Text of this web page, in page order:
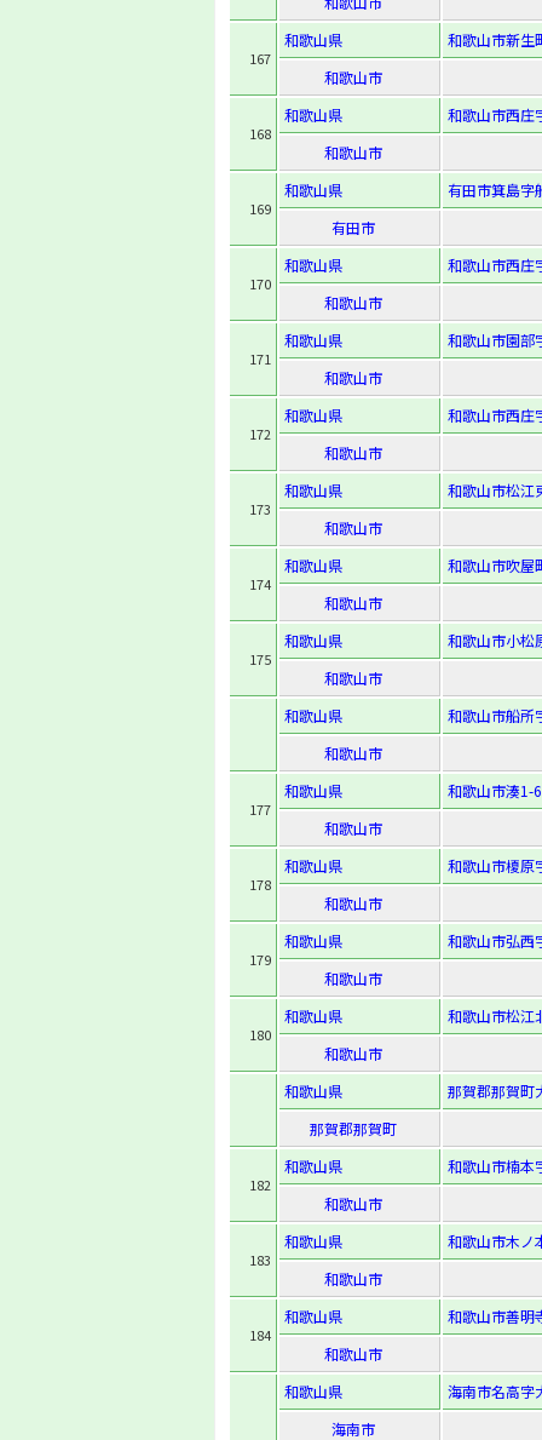
167
和歌山県
和歌山市新生
和歌山市
168
和歌山県
和歌山市西庄
和歌山市
169
和歌山県
有田市箕島字
有田市
170
和歌山県
和歌山市西庄
和歌山市
171
和歌山県
和歌山市園部
和歌山市
172
和歌山県
和歌山市西庄
和歌山市
173
和歌山県
和歌山市松江
和歌山市
174
和歌山県
和歌山市吹屋
和歌山市
175
和歌山県
和歌山市小松
和歌山市
和歌山県
和歌山市船所
和歌山市
177
和歌山県
和歌山市湊1-
和歌山市
178
和歌山県
和歌山市榎原
和歌山市
179
和歌山県
和歌山市弘西
和歌山市
180
和歌山県
和歌山市松江
和歌山市
和歌山県
那賀郡那賀町
那賀郡那賀町
182
和歌山県
和歌山市楠本
和歌山市
183
和歌山県
和歌山市木ノ
和歌山市
184
和歌山県
和歌山市善明
和歌山市
和歌山県
海南市名高字
海南市